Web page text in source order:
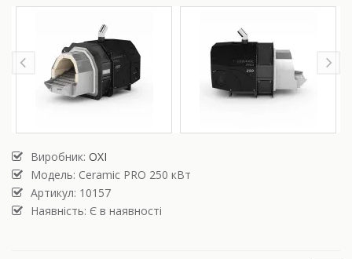
Виробник: OXI
Модель: Ceramic PRO 250 кВт
Артикул: 10157
Наявність: Є в наявності